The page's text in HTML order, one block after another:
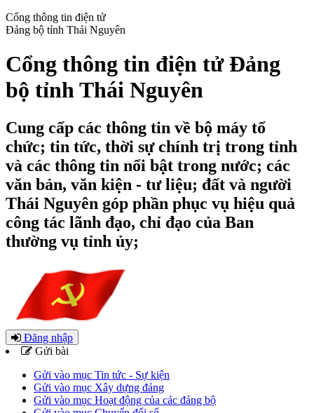
Cổng thông tin điện tử
Đảng bộ tỉnh Thái Nguyên
Cổng thông tin điện tử Đảng
bộ tỉnh Thái Nguyên
Cung cấp các thông tin về bộ máy tổ
chức; tin tức, thời sự chính trị trong tỉnh
và các thông tin nổi bật trong nước; các
văn bản, văn kiện - tư liệu; đất và người
Thái Nguyên góp phần phục vụ hiệu quả
công tác lãnh đạo, chỉ đạo của Ban
thường vụ tỉnh ủy;
Đăng nhập
Gửi bài
Gửi vào mục Tin tức - Sự kiện
Gửi vào mục Xây dựng đảng
Gửi vào mục Hoạt động của các đảng bộ